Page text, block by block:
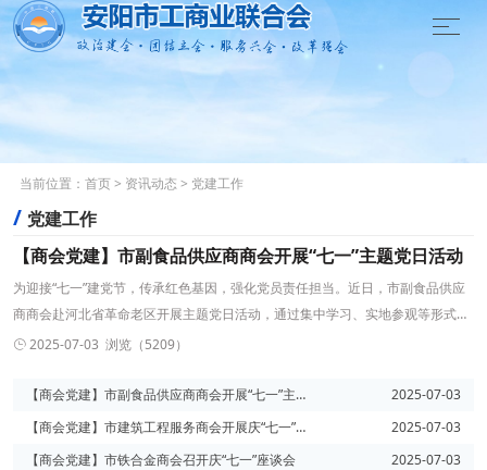

当前位置： 首页> 资讯动态 > 党建工作
/ 党建工作
【商会党建】市副食品供应商商会开展“七一”主题党日活动
为迎接“七一”建党节，传承红色基因，强化党员责任担当。近日，市副食品供应
商商会赴河北省革命老区开展主题党日活动，通过集中学习、实地参观等形式，
深化党性教育，凝聚奋进力量。活动中，商会会长、商会党支部书记陈献彬带领
任使命，强化职责担当，以更高标准要求自己，充分发挥党员先锋模范作用，为
全市经济社会发展贡献力量。来源：市副食品供应商商
 2025-07-03 浏览（5209）
【商会党建】市副食品供应商商会开展“七一”主题党日活动
2025-07-03
【商会党建】市建筑工程服务商会开展庆“七一”主题党日活动
2025-07-03
【商会党建】市铁合金商会召开庆“七一”座谈会
2025-07-03